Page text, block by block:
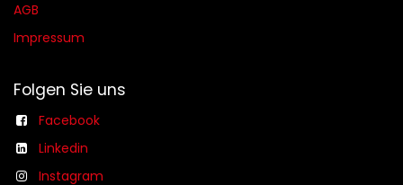
AGB​​
Impressum
Folgen Sie uns
Facebook
Linkedin
Instagram